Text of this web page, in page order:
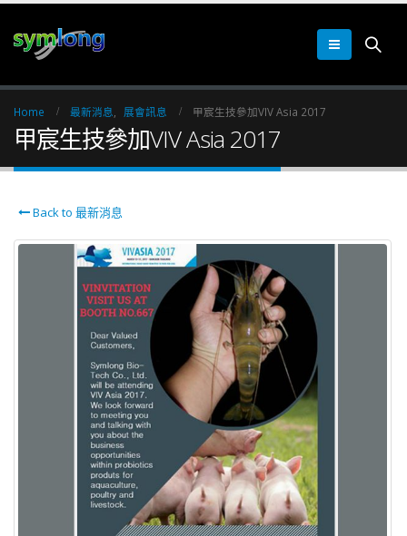
Home 最新消息 展會訊息 甲宸生技參加VIV Asia 2017
甲宸生技參加VIV Asia 2017
Back to 最新消息